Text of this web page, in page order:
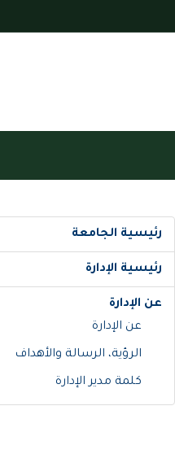
رئيسية الجامعة
رئيسية الإدارة
عن الإدارة
عن الإدارة
الرؤية، الرسالة والأهداف
كلمة مدير الإدارة